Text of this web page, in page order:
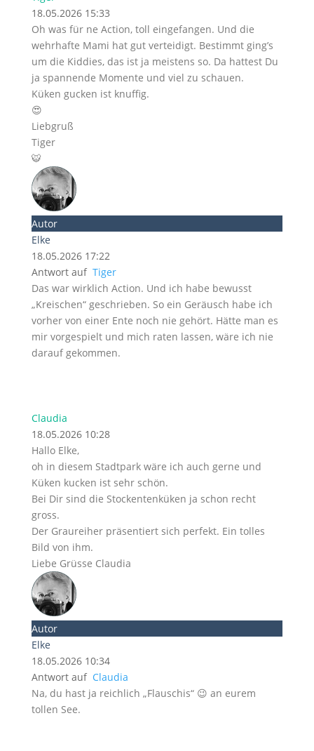
18.05.2026 15:33
Oh was für ne Action, toll eingefangen. Und die
wehrhafte Mami hat gut verteidigt. Bestimmt ging’s
um die Kiddies, das ist ja meistens so. Da hattest Du
ja spannende Momente und viel zu schauen.
Küken gucken ist knuffig.
😍
Liebgruß
Tiger
🐯
Autor
Elke
18.05.2026 17:22
Antwort auf Tiger
Das war wirklich Action. Und ich habe bewusst
„Kreischen“ geschrieben. So ein Geräusch habe ich
vorher von einer Ente noch nie gehört. Hätte man es
mir vorgespielt und mich raten lassen, wäre ich nie
darauf gekommen.
Claudia
18.05.2026 10:28
Hallo Elke,
oh in diesem Stadtpark wäre ich auch gerne und
Küken kucken ist sehr schön.
Bei Dir sind die Stockentenküken ja schon recht
gross.
Der Graureiher präsentiert sich perfekt. Ein tolles
Bild von ihm.
Liebe Grüsse Claudia
Autor
Elke
18.05.2026 10:34
Antwort auf Claudia
Na, du hast ja reichlich „Flauschis“ 😉 an eurem
tollen See.